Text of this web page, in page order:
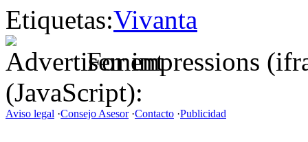
Etiquetas:Vivanta
For impressions
(JavaScript):
Aviso legal ·Consejo Asesor·Contacto ·Publicidad